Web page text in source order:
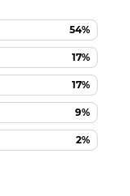
54%
17%
17%
9%
2%